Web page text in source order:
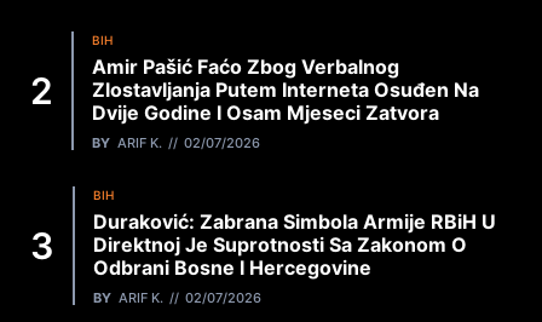
BIH
Amir Pašić Faćo Zbog Verbalnog
Zlostavljanja Putem Interneta Osuđen Na
Dvije Godine I Osam Mjeseci Zatvora
BY ARIF K. 02/07/2026
BIH
Duraković: Zabrana Simbola Armije RBiH U
Direktnoj Je Suprotnosti Sa Zakonom O
Odbrani Bosne I Hercegovine
BY ARIF K. 02/07/2026